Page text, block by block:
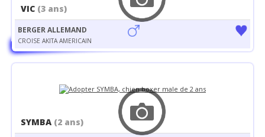
VIC (3 ans)
BERGER ALLEMAND
CROISE AKITA AMERICAIN
SYMBA (2 ans)